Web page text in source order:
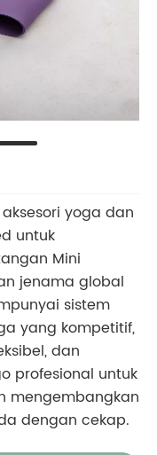
yoga dan
untuk
Mini
jenama global
sistem
yang kompetitif,
dan
profesional untuk
mengembangkan
dengan cekap.